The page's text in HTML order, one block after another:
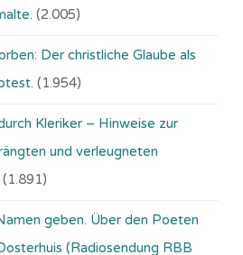
(2.005)
Der christliche Glaube als
(1.954)
Kleriker – Hinweise zur
und verleugneten
(1.891)
geben. Über den Poeten
(Ra­dio­sen­dung RBB